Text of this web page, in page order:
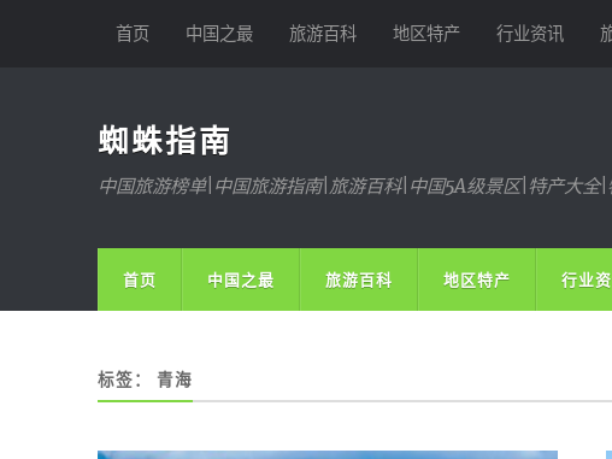
首页 中国之最 旅游百科 地区特产 行业资讯
蜘蛛指南
中国旅游榜单|中国旅游指南|旅游百科|中国5A级景区|特产大
首页 中国之最 旅游百科 地区特产 行业
标签： 青海